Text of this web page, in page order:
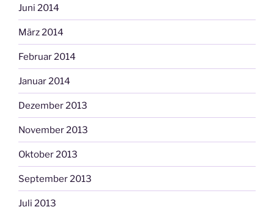
Juni 2014
März 2014
Februar 2014
Januar 2014
Dezember 2013
November 2013
Oktober 2013
September 2013
Juli 2013